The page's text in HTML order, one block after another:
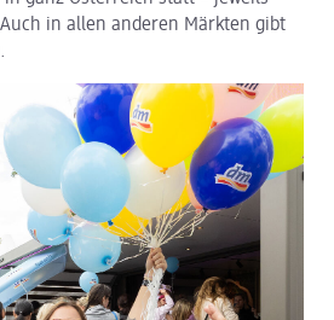
in allen anderen Märkten gibt